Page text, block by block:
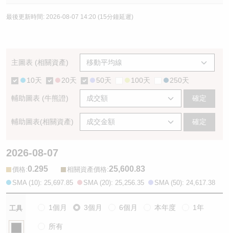
最後更新時間: 2026-08-07 14:20 (15分鐘延遲)
主圖表 (相關資產)
10天 20天 50天 100天 250天
輔助圖表 (牛熊證) 確定
輔助圖表(相關資產) 確定
2026-08-07
價格:0.295 相關資產價格:25,600.83
SMA (10): 25,697.85 SMA (20): 25,256.35 SMA (50): 24,617.38
工具 1個月 3個月 6個月 本年度 1年
所有